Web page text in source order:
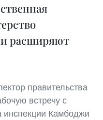
расширяют
правительства
встречу с
инспекции Камбоджи